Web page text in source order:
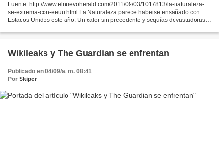
Fuente: http://www.elnuevoherald.com/2011/09/03/1017813/la-naturaleza-
se-extrema-con-eeuu.html La Naturaleza parece haberse ensañado con
Estados Unidos este año. Un calor sin precedente y sequías devastadoras.
Wikileaks y The Guardian se enfrentan
Publicado en 04/09/a. m. 08:41
Por Skiper